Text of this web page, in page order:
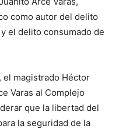
como autor del delito
el delito consumado de
el magistrado Héctor
Varas al Complejo
que la libertad del
la seguridad de la